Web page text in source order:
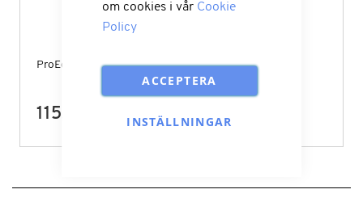
ProEquip Adapterkabel 64334
115,00 kr
om cookies i vår Cookie
Policy
ACCEPTERA
INSTÄLLNINGAR